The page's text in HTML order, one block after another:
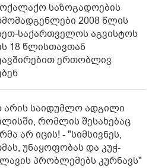
საზოგადოების
2008 წლის
საქართველოს აგვისტოს
18 წლისთავთან
ერთობლივ
არის საიდუმლო ადგილი
რომლის შესახებაც
არ იცის! - "სიმსივნეს,
უნაყოფობას და კუჭ-
პრობლემებს კურნავს"